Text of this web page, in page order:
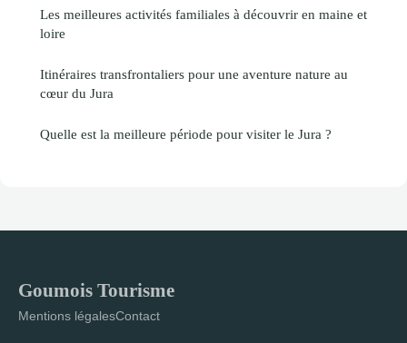
Les meilleures activités familiales à découvrir en maine et
loire
Itinéraires transfrontaliers pour une aventure nature au
cœur du Jura
Quelle est la meilleure période pour visiter le Jura ?
Goumois Tourisme
Mentions légalesContact